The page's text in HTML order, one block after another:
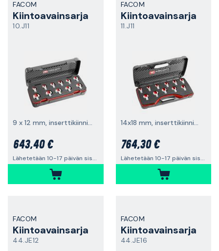
FACOM
Kiintoavainsarja
10.J11
9 x 12 mm, inserttikiinnikkeellä
643,40 €
Lähetetään 10-17 päivän sisällä
FACOM
Kiintoavainsarja
11.J11
14x18 mm, inserttikiinnikkeellä
764,30 €
Lähetetään 10-17 päivän sisällä
FACOM
Kiintoavainsarja
44.JE12
FACOM
Kiintoavainsarja
44.JE16